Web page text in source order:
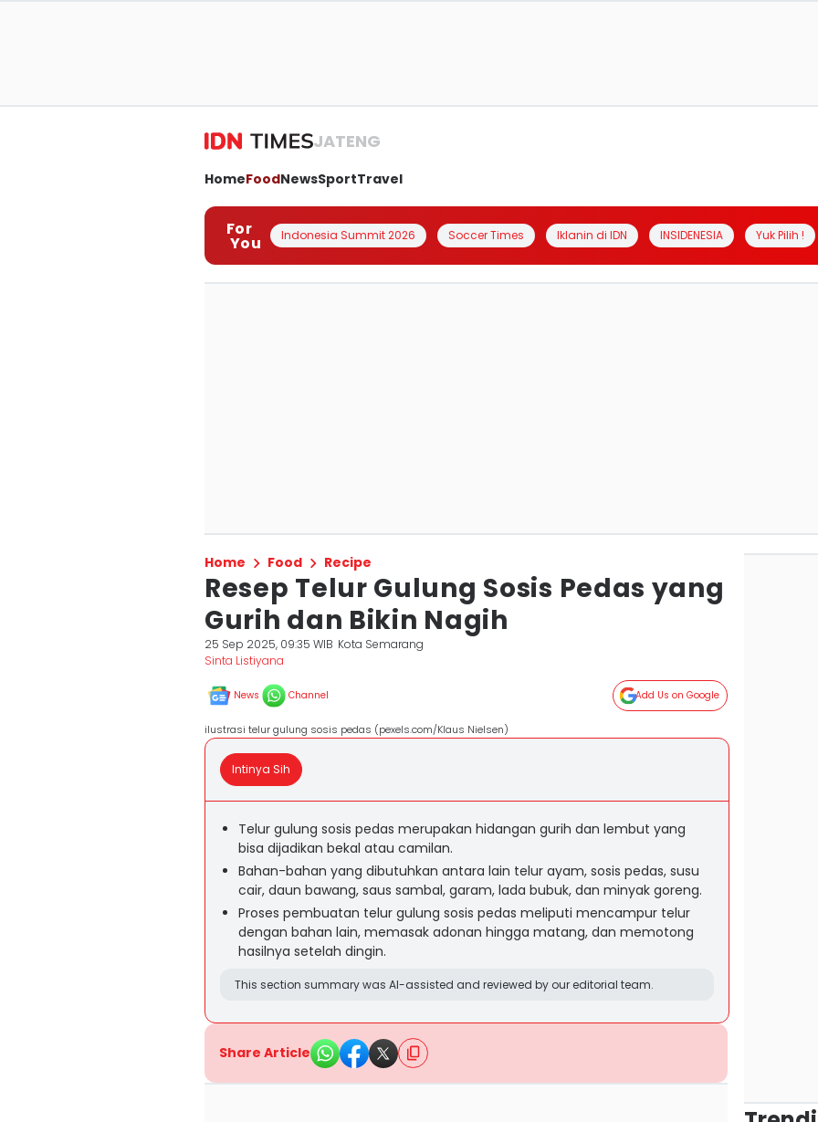
JATENG
HomeFoodNewsSportTravel
For
You Indonesia Summit 2026 Soccer Times Iklanin di IDN INSIDENESIA Yuk Pilih !
Home Food Recipe
Resep Telur Gulung Sosis Pedas yang
Gurih dan Bikin Nagih
25 Sep 2025, 09:35 WIB Kota Semarang
Sinta Listiyana
News Channel Add Us on Google
ilustrasi telur gulung sosis pedas (pexels.com/Klaus Nielsen)
Intinya Sih
Telur gulung sosis pedas merupakan hidangan gurih dan lembut yang
bisa dijadikan bekal atau camilan.
Bahan-bahan yang dibutuhkan antara lain telur ayam, sosis pedas, susu
cair, daun bawang, saus sambal, garam, lada bubuk, dan minyak goreng.
Proses pembuatan telur gulung sosis pedas meliputi mencampur telur
dengan bahan lain, memasak adonan hingga matang, dan memotong
hasilnya setelah dingin.
This section summary was AI-assisted and reviewed by our editorial team.
Share Article